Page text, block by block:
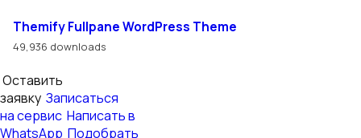
Themify Fullpane WordPress Theme
49,936 downloads
Оставить
заявку Записаться
на сервис Написать в
WhatsApp Подобрать